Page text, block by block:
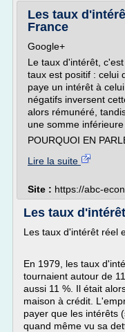
Les taux
France
Google+
Le taux d'intérêt,
taux est positif : celui
paye un intérêt à
négatifs inversent
alors rémunéré,
une somme
POURQUOI EN
Lire la suite
Site : https://abc-
Les taux
Les taux d'intérêt réel
En 1979, les taux
tournaient autour de
aussi 11 %. Il était
maison à crédit.
payer que les intérêts
quand même vu sa